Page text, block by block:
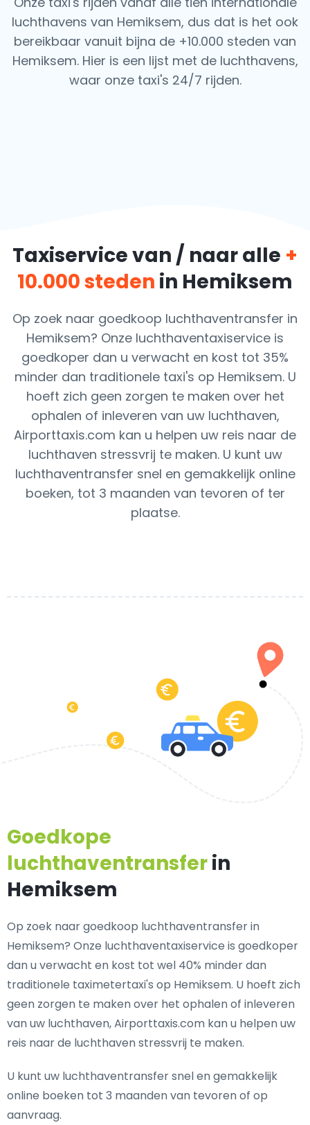
luchthavens van Hemiksem, dus dat is het ook
bereikbaar vanuit bijna de +10.000 steden van
Hemiksem. Hier is een lijst met de luchthavens,
waar onze taxi's 24/7 rijden.
Taxiservice van / naar alle +
10.000 steden in Hemiksem
Op zoek naar goedkoop luchthaventransfer in
Hemiksem? Onze luchthaventaxiservice is
goedkoper dan u verwacht en kost tot 35%
minder dan traditionele taxi's op Hemiksem. U
hoeft zich geen zorgen te maken over het
ophalen of inleveren van uw luchthaven,
Airporttaxis.com kan u helpen uw reis naar de
luchthaven stressvrij te maken. U kunt uw
luchthaventransfer snel en gemakkelijk online
boeken, tot 3 maanden van tevoren of ter
plaatse.
Goedkope
luchthaventransferin
Hemiksem
Op zoek naar goedkoop luchthaventransfer in
Hemiksem? Onze luchthaventaxiservice is goedkoper
dan u verwacht en kost tot wel 40% minder dan
traditionele taximetertaxi's op Hemiksem. U hoeft zich
geen zorgen te maken over het ophalen of inleveren
van uw luchthaven, Airporttaxis.com kan u helpen uw
reis naar de luchthaven stressvrij te maken.
U kunt uw luchthaventransfer snel en gemakkelijk
online boeken tot 3 maanden van tevoren of op
aanvraag.